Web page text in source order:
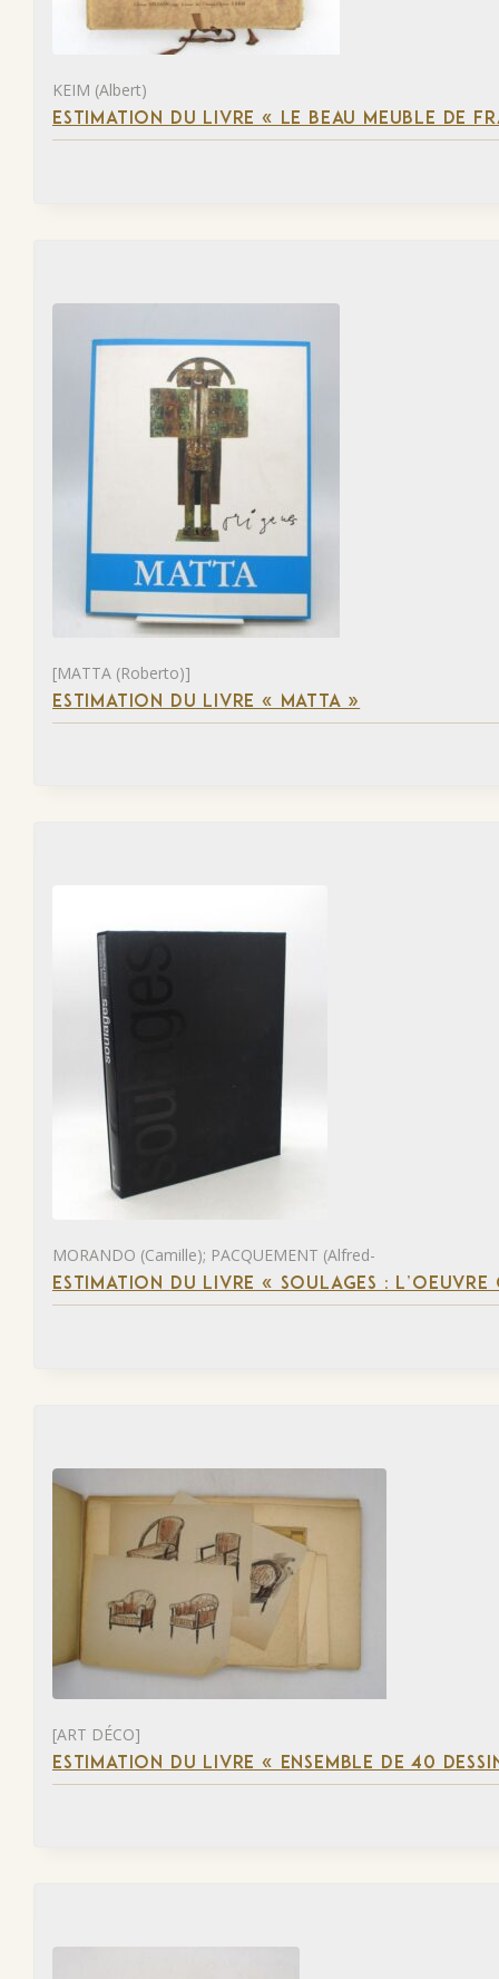
KEIM (Albert)
ESTIMATION DU LIVRE « LE BEAU MEUBLE DE
[MATTA (Roberto)]
ESTIMATION DU LIVRE « MATTA »
MORANDO (Camille); PACQUEMENT (Alfred-
ESTIMATION DU LIVRE « SOULAGES :
[ART DÉCO]
ESTIMATION DU LIVRE « ENSEMBLE DE 40